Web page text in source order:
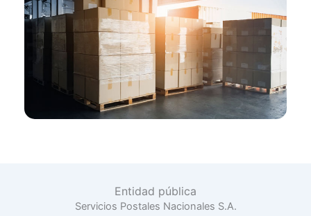
Entidad pública
Servicios Postales Nacionales S.A.